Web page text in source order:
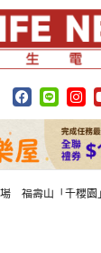
福壽山「千櫻園